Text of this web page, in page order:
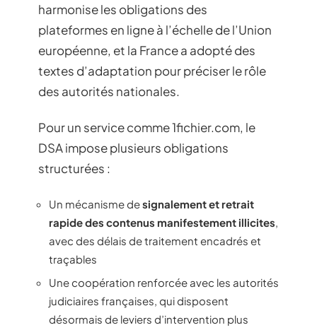
harmonise les obligations des
plateformes en ligne à l’échelle de l’Union
européenne, et la France a adopté des
textes d’adaptation pour préciser le rôle
des autorités nationales.
Pour un service comme 1fichier.com, le
DSA impose plusieurs obligations
structurées :
Un mécanisme designalement et retrait
rapide des contenus manifestement illicites
avec des délais de traitement encadrés et
traçables
Une coopération renforcée avec les autorités
judiciaires françaises, qui disposent
désormais de leviers d’intervention plus